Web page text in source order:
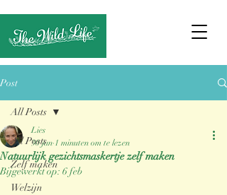
Post
All Posts
Zelf maken
Welzijn
All Posts
Natuurlijk gezichtsmaskertje zelf maken
Lies
30 jan 1 minuten om te lezen
Bijgewerkt op: 6 feb